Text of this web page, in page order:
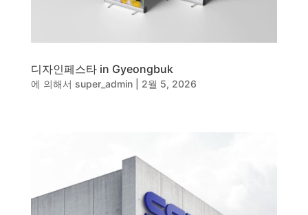
동영상 - 모모스커피㈜
동영상 - 킷캣
사진, 광고디자인 - (주)광주요
웹사이트 - (주)세스코
동영상, 카탈로그 - 피자마루
웹사이트 - 백조씽크
사진, 광고디자인 - 중외제약
패키지, 디자인 - 고려은단
디자인페스타 in Gyeongbuk
에 의해서 super_admin| 2월 5, 2026